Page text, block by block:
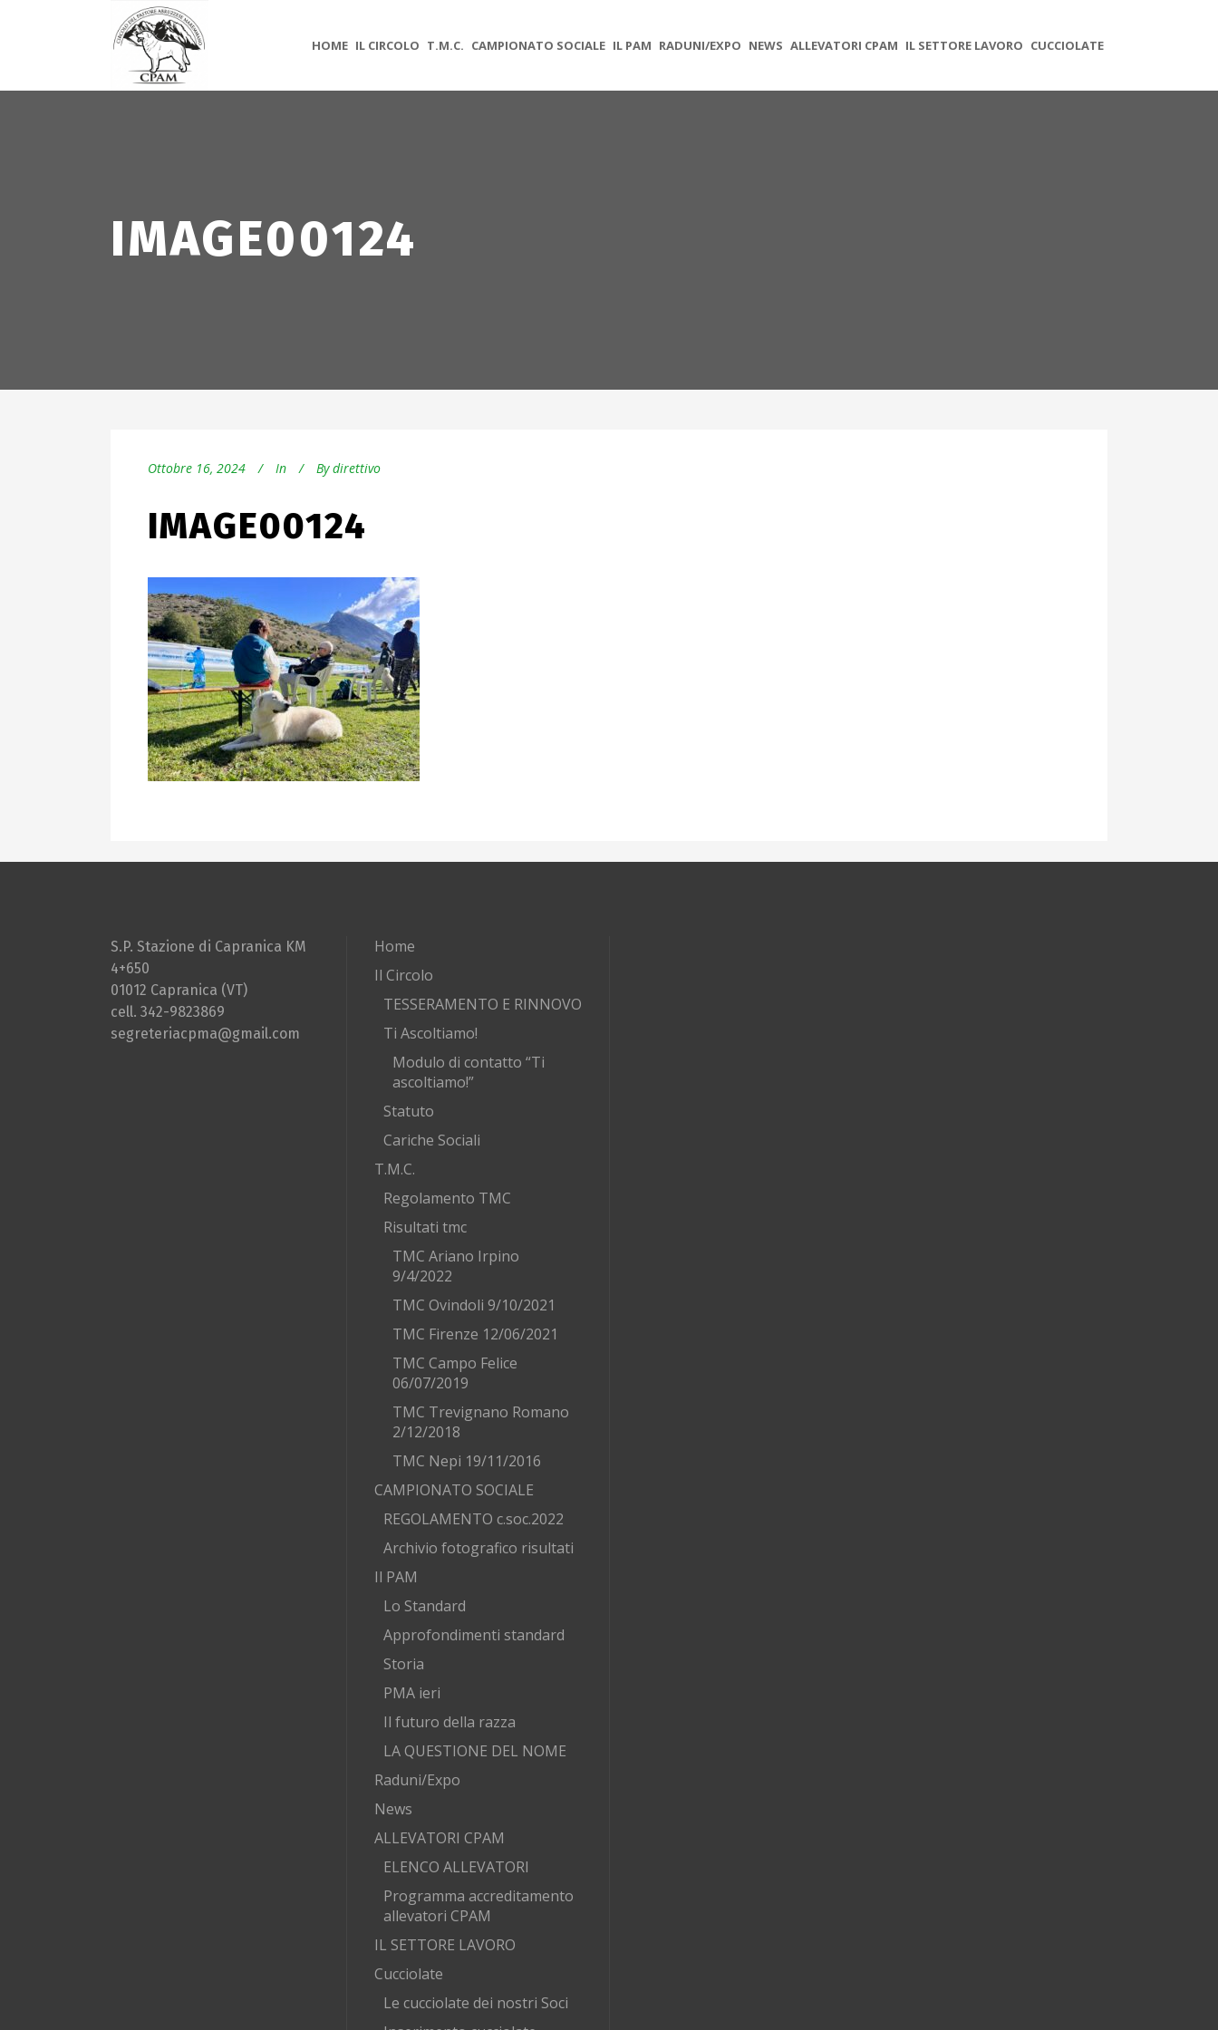
HOME IL CIRCOLO T.M.C. CAMPIONATO SOCIALE IL PAM RADUNI/EXPO NEWS ALLEVATORI CPAM IL SETTORE LAVORO CUCCIOLATE
IMAGE00124
Ottobre 16, 2024 In By direttivo
IMAGE00124
S.P. Stazione di Capranica KM
4+650
01012 Capranica (VT)
cell. 342-9823869
segreteriacpma@gmail.com
Home
Il Circolo
TESSERAMENTO E RINNOVO
Ti Ascoltiamo!
Modulo di contatto “Ti
ascoltiamo!”
Statuto
Cariche Sociali
T.M.C.
Regolamento TMC
Risultati tmc
TMC Ariano Irpino
9/4/2022
TMC Ovindoli 9/10/2021
TMC Firenze 12/06/2021
TMC Campo Felice
06/07/2019
TMC Trevignano Romano
2/12/2018
TMC Nepi 19/11/2016
CAMPIONATO SOCIALE
REGOLAMENTO c.soc.2022
Archivio fotografico risultati
Il PAM
Lo Standard
Approfondimenti standard
Storia
PMA ieri
Il futuro della razza
LA QUESTIONE DEL NOME
Raduni/Expo
News
ALLEVATORI CPAM
ELENCO ALLEVATORI
Programma accreditamento
allevatori CPAM
IL SETTORE LAVORO
Cucciolate
Le cucciolate dei nostri Soci